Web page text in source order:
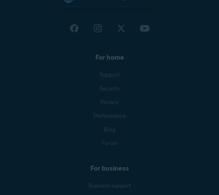
For home
Support
Security
Privacy
Performance
Blog
Forum
For business
Business support